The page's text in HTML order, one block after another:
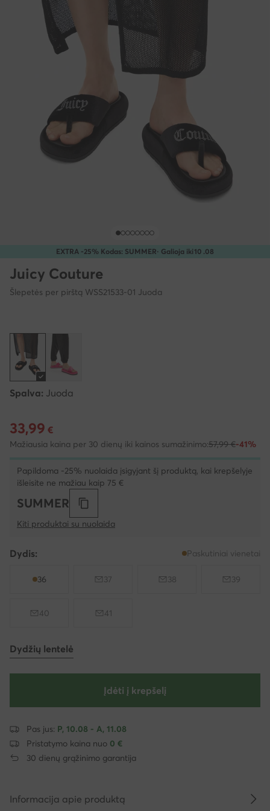
EXTRA -25% Kodas: SUMMER· Galioja iki10 .08
Juicy Couture
Šlepetės per pirštą WSS21533-01 Juoda
Spalva: Juoda
Dabartinė kaina 33,99 €
33,99 €
Mažiausia kaina per 30 dienų iki kainos sumažinimo:57,99 €-41%
Papildoma -25% nuolaida įsigyjant šį produktą, kai krepšelyje
išleisite ne mažiau kaip 75 €
SUMMER
Kiti produktai su nuolaida
Dydis: Paskutiniai vienetai
36 37 38 39
40 41
Dydžių lentelė
Įdėti į krepšelį
Pas jus: P, 10.08 - A, 11.08
Pristatymo kaina nuo 0 €
30 dienų grąžinimo garantija
Informacija apie produktą